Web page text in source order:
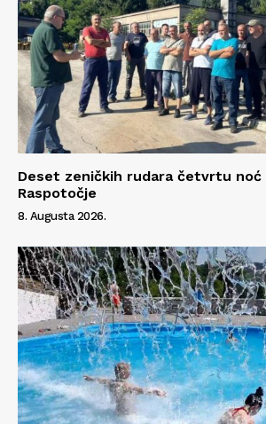
O nama
Kontakt
Impressum
Deset zeničkih rudara četvrtu noć
Raspotočje
8. Augusta 2026.